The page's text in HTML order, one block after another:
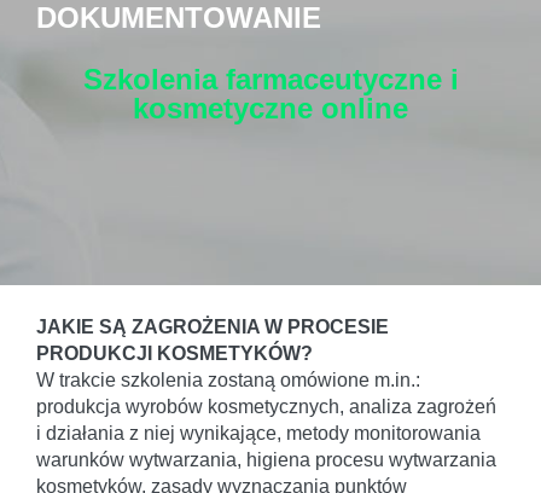
DOKUMENTOWANIE
Szkolenia farmaceutyczne i
kosmetyczne online
JAKIE SĄ ZAGROŻENIA W PROCESIE
PRODUKCJI KOSMETYKÓW?
W trakcie szkolenia zostaną omówione m.in.:
produkcja wyrobów kosmetycznych, analiza zagrożeń
i działania z niej wynikające, metody monitorowania
warunków wytwarzania, higiena procesu wytwarzania
kosmetyków, zasady wyznaczania punktów